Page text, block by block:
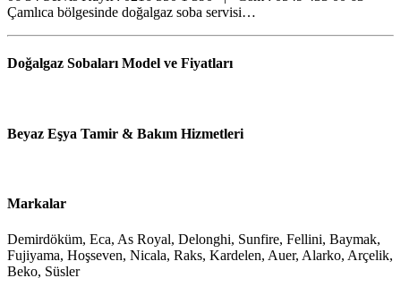
Çamlıca bölgesinde doğalgaz soba servisi…
Doğalgaz Sobaları Model ve Fiyatları
Beyaz Eşya Tamir & Bakım Hizmetleri
Markalar
Demirdöküm, Eca, As Royal, Delonghi, Sunfire, Fellini, Baymak,
Fujiyama, Hoşseven, Nicala, Raks, Kardelen, Auer, Alarko, Arçelik,
Beko, Süsler